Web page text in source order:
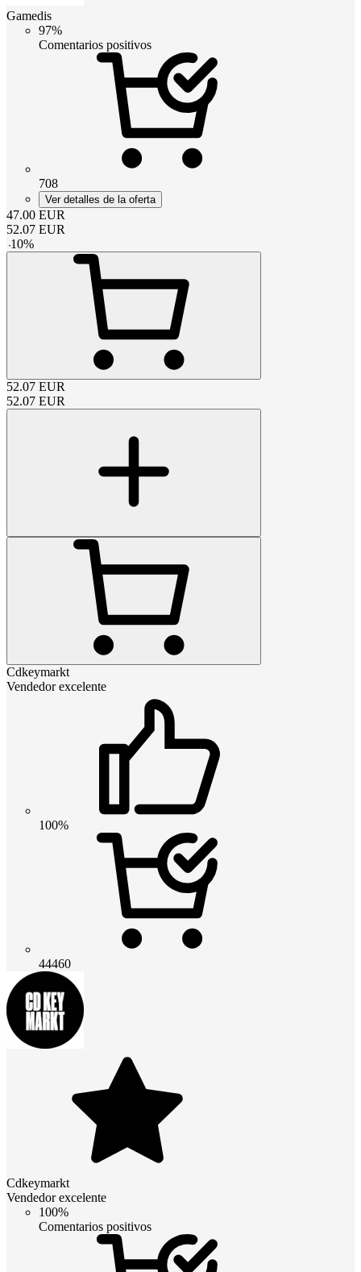
Gamedis
97%
Comentarios positivos
708
Ver detalles de la oferta
47.00 EUR
52.07 EUR
-10%
52.07 EUR
52.07 EUR
Cdkeymarkt
Vendedor excelente
100%
44460
Cdkeymarkt
Vendedor excelente
100%
Comentarios positivos